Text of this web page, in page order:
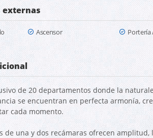
externas
Ascensor
Portería
de 20 departamentos donde la
se encuentran en perfecta armonía,
cada momento.
de una y dos recámaras ofrecen amplitud,